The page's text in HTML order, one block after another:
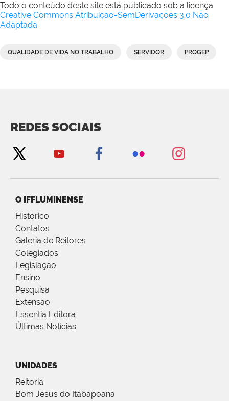
Todo o conteúdo deste site está publicado sob a licença
Creative Commons Atribuição-SemDerivações 3.0 Não
Adaptada.
QUALIDADE DE VIDA NO TRABALHO SERVIDOR PROGEP
REDES SOCIAIS
O IFFLUMINENSE
Histórico
Contatos
Galeria de Reitores
Colegiados
Legislação
Ensino
Pesquisa
Extensão
Essentia Editora
Últimas Notícias
UNIDADES
Reitoria
Bom Jesus do Itabapoana